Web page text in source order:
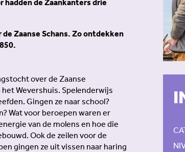
hadden de Zaankanters drie
Zaanse Schans. Zo ontdekken
over de Zaanse
Wevershuis. Spelenderwijs
Gingen ze naar school?
Wat voor beroepen waren er
van de molens en hoe die
Ook de zeilen voor de
gingen ze uit vissen naar haring